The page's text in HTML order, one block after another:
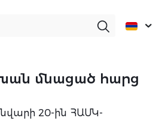
մնացած հարց
20-ին ՀԱՄԿ-